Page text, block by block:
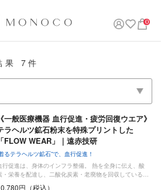
0
果 7件
《一般医療機器 血行促進・疲労回復ウエア》
ラヘルツ鉱石粉末を特殊プリントした
「FLOW WEAR」｜遠赤技研
るテラヘルツ鉱石”で、血行促進！
行促進は、身体のインフラ整備。 熱を全身に伝え、酸
・栄養を配達し、二酸化炭素・老廃物を回収している…
円（税込）